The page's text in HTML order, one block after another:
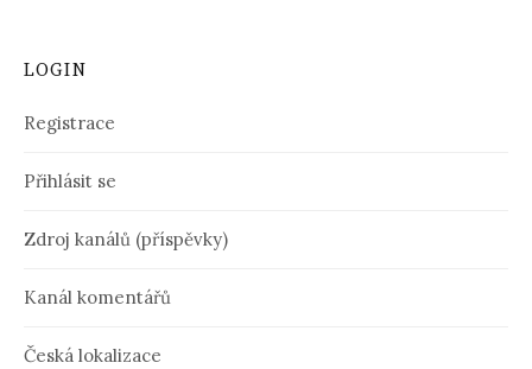
LOGIN
Registrace
Přihlásit se
Zdroj kanálů (příspěvky)
Kanál komentářů
Česká lokalizace